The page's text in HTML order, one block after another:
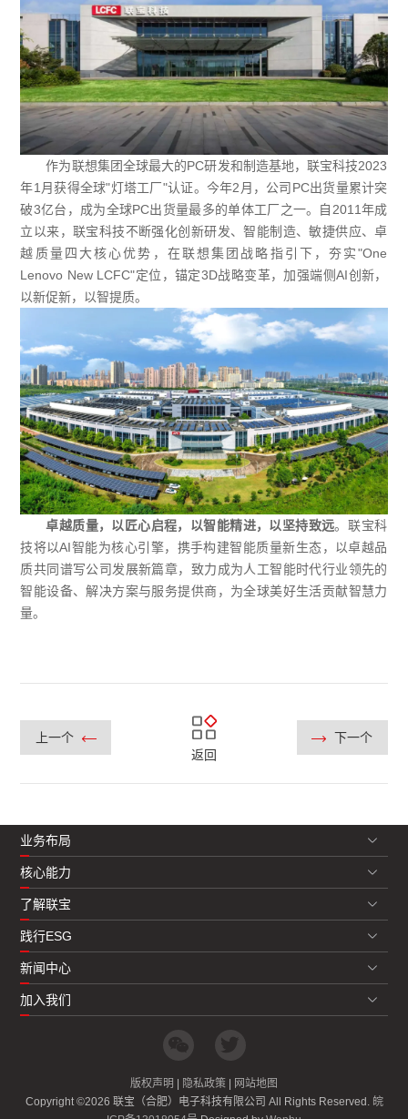
作为联想集团全球最大的PC研发和制造基地，联宝科技2023
年1月获得全球"灯塔工厂"认证。今年2月，公司PC出货量累计突
破3亿台，成为全球PC出货量最多的单体工厂之一。自2011年成
立以来，联宝科技不断强化创新研发、智能制造、敏捷供应、卓
越质量四大核心优势，在联想集团战略指引下，夯实"One
Lenovo New LCFC"定位，锚定3D战略变革，加强端侧AI创新，
以新促新，以智提质。
卓越质量，以匠心启程，以智能精进，以坚持致远。联宝科
技将以AI智能为核心引擎，携手构建智能质量新生态，以卓越品
质共同谱写公司发展新篇章，致力成为人工智能时代行业领先的
智能设备、解决方案与服务提供商，为全球美好生活贡献智慧力
量。
上一个
返回
下一个
业务布局
核心能力
了解联宝
践行ESG
新闻中心
加入我们
版权声明 | 隐私政策 | 网站地图
Copyright ©2026 联宝（合肥）电子科技有限公司 All Rights Reserved. 皖